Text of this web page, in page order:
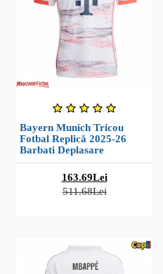
Bayern Munich Tricou
Fotbal Replică 2025-26
Barbati Deplasare
163.69Lei
511.68Lei